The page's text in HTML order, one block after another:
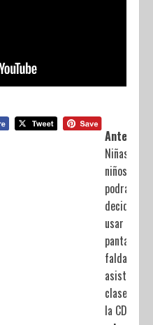
Anterior:
Niñas y
niños
podrán
decidir
usar
pantalón o
falda para
asistir a
clases en
la CDMX